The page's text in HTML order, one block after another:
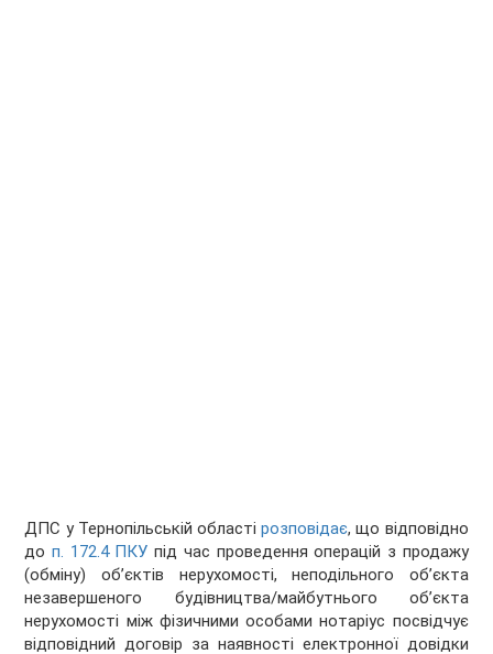
ДПС у Тернопільській областірозповідає, що відповідно
доп. 172.4 ПКУ під час проведення операцій з продажу
(обміну) об’єктів нерухомості, неподільного об’єкта
незавершеного будівництва/майбутнього об’єкта
нерухомості між фізичними особами нотаріус посвідчує
відповідний договір за наявності електронної довідки